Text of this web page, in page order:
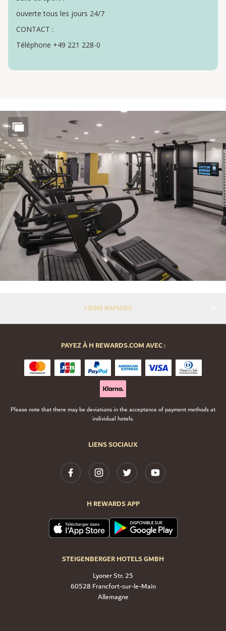
ouverte tous les jours 24/7
CONTACT :
Téléphone +49 221 228-0
LIENS RAPIDES
LIENS SOCIAUX
H REWARDS APP
STEIGENBERGER HOTELS GMBH
Lyoner Str. 25
60528 Francfort-sur-le-Main
Allemagne
PAYEZ À H REWARDS.COM AVEC :
Please note that there may be deviations in the acceptance of payment methods at
individual hotels.